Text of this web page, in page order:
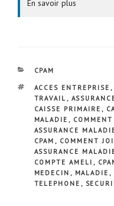
En savoir plus
CATÉGORIES
CPAM
ÉTIQUETTES
ACCES ENTREPRISE ,
TRAVAIL ,
CAISSE PRIMAIRE ,
MALADIE ,
ASSURANCE
CPAM , COMMENT
ASSURANCE
COMPTE AMELI ,
MEDECIN , MALADIE ,
TELEPHONE ,